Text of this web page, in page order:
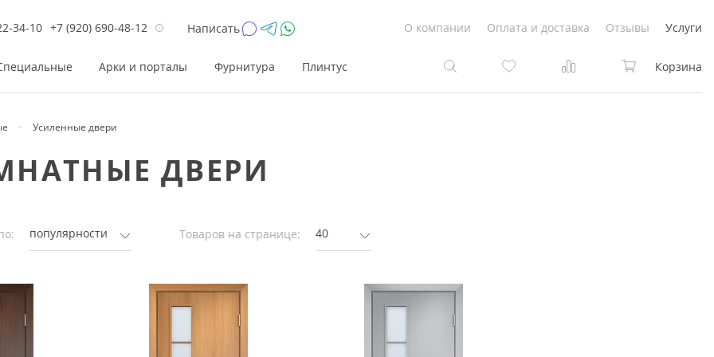
34-10 +7 (920) 690-48-12 Написать О компании Оплата и доставка Отзывы Услуги
до 26 200 Р
от 42 000Р
Коричневые
Серый цвет
до 17 800 Р
от 33 300Р
Светлые
Светло-коричневые
Арки и порталы Фурнитура Плинтус Корзина
Усиленные двери
ДВЕРИ
популярности Товаров на странице: 40